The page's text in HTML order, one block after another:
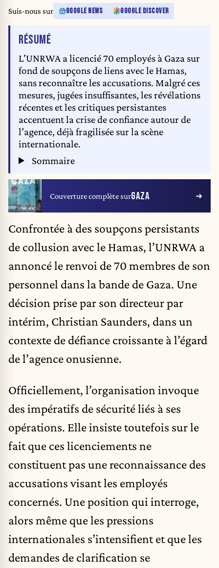
Suis-nous sur GOOGLE NEWS GOOGLE DISCOVER
RÉSUMÉDE L'ARTICLE
L’UNRWA a licencié 70 employés à Gaza sur
fond de soupçons de liens avec le Hamas,
sans reconnaître les accusations. Malgré ces
mesures, jugées insuffisantes, les révélations
récentes et les critiques persistantes
accentuent la crise de confiance autour de
l’agence, déjà fragilisée sur la scène
internationale.
Sommaire
Couverture complète surGAZA
Confrontée à des soupçons persistants
de collusion avec le Hamas, l’UNRWA a
annoncé le renvoi de 70 membres de son
personnel dans la bande de Gaza. Une
décision prise par son directeur par
intérim, Christian Saunders, dans un
contexte de défiance croissante à l’égard
de l’agence onusienne.
Officiellement, l’organisation invoque
des impératifs de sécurité liés à ses
opérations. Elle insiste toutefois sur le
fait que ces licenciements ne
constituent pas une reconnaissance des
accusations visant les employés
concernés. Une position qui interroge,
alors même que les pressions
internationales s’intensifient et que les
demandes de clarification se